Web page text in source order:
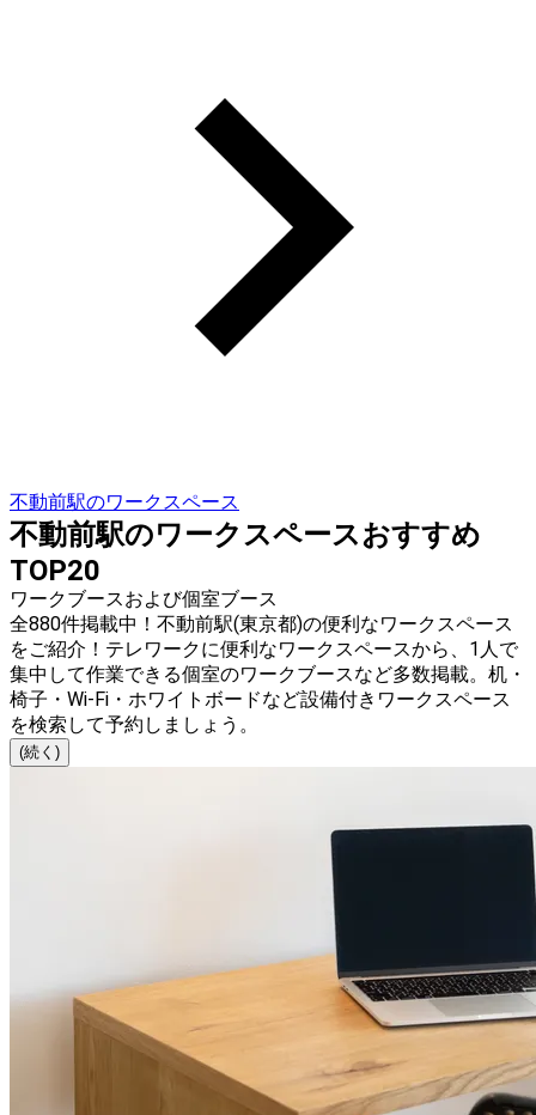
不動前駅のワークスペース
不動前駅のワークスペースおすすめ
TOP20
ワークブースおよび個室ブース
全880件掲載中！不動前駅(東京都)の便利なワークスペース
をご紹介！テレワークに便利なワークスペースから、1人で
集中して作業できる個室のワークブースなど多数掲載。机・
椅子・Wi-Fi・ホワイトボードなど設備付きワークスペース
を検索して予約しましょう。
(続く)